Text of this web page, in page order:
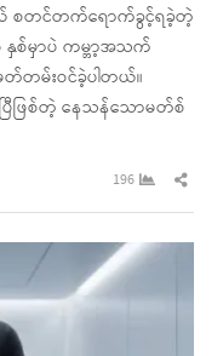
တင်တက်ရောက်ခွင့်ရခဲ့တဲ့
နှစ်မှာပဲ ကမ္ဘာ့အသက်
တမ်းဝင်ခဲ့ပါတယ်။
ဖြစ်တဲ့ နေသန်သောမတ်စ်
196